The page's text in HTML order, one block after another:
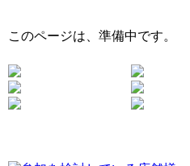
このページは、準備中です。